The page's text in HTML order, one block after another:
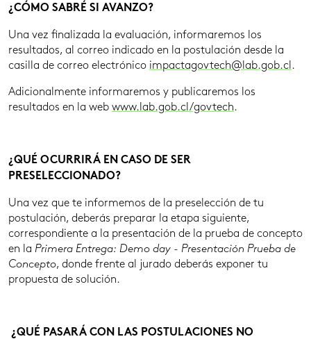
¿CÓMO SABRÉ SI AVANZO?
Una vez finalizada la evaluación, informaremos los
resultados, al correo indicado en la postulación desde la
casilla de correo electrónico impactagovtech@lab.gob.cl .
Adicionalmente informaremos y publicaremos los
resultados en la web www.lab.gob.cl/govtech .
¿QUÉ OCURRIRÁ EN CASO DE SER
PRESELECCIONADO?
Una vez que te informemos de la preselección de tu
postulación, deberás preparar la etapa siguiente,
correspondiente a la presentación de la prueba de concepto
en la Primera Entrega: Demo day - Presentación Prueba de
Concepto, donde frente al jurado deberás exponer tu
propuesta de solución.
¿QUÉ PASARÁ CON LAS POSTULACIONES NO